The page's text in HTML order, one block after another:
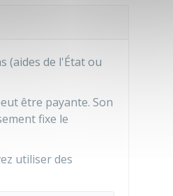
(aides de l'État ou
être payante. Son
fixe le
utiliser des